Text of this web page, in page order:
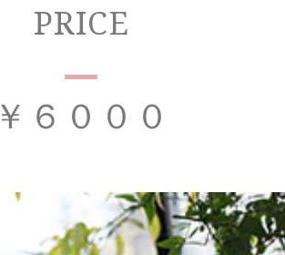
PRICE
￥６０００